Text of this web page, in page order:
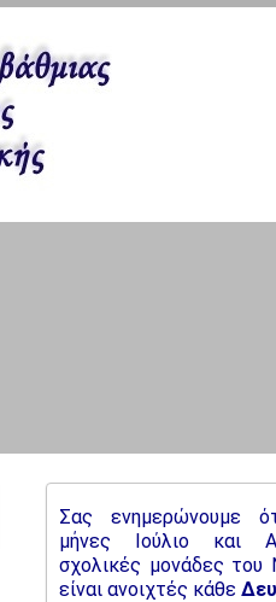
Σας ενημερώνουμε
μήνες Ιούλιο και
σχολικές μονάδες του
είναι ανοιχτές κάθε